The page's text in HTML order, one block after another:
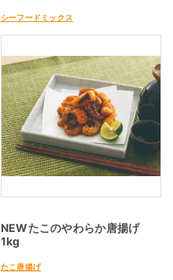
シーフードミックス
NEWたこのやわらか唐揚げ
1kg
たこ唐揚げ